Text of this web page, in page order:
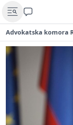
Advokatska komora